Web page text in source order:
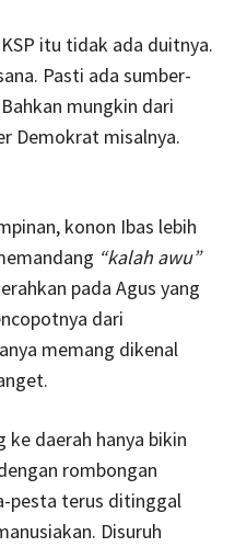
itu tidak ada duitnya.
Pasti ada sumber-
mungkin dari
Demokrat misalnya.
konon Ibas lebih
“kalah awu”
pada Agus yang
dari
memang dikenal
daerah hanya bikin
rombongan
pesta terus ditinggal
Disuruh